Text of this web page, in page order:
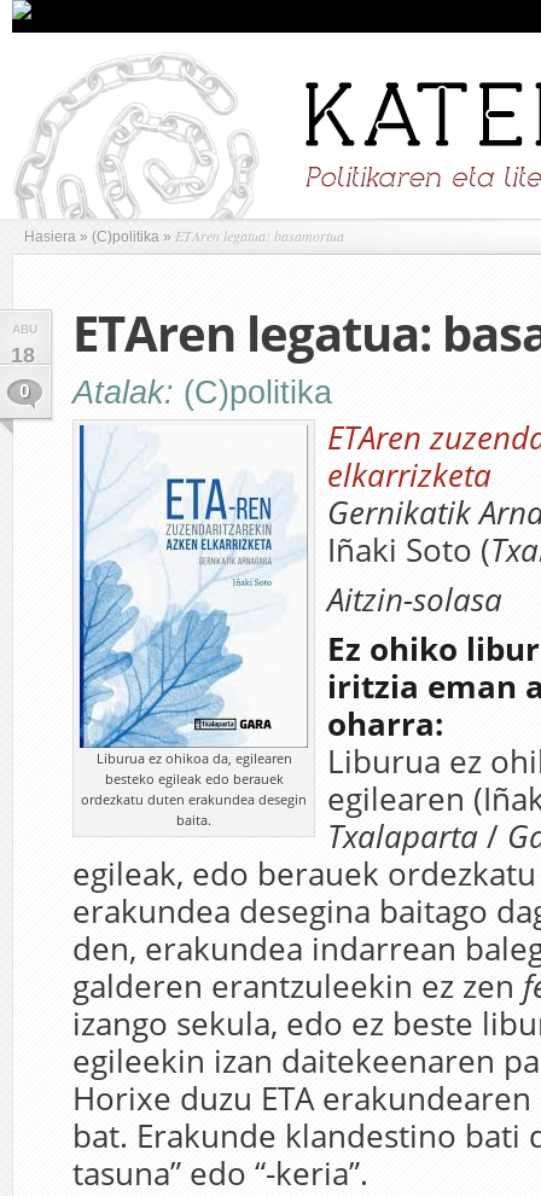
Hasiera » (C)politika » ETAren legatua: basamortua
ABU
18
0
ETAren legatua:
Atalak: (C)politika
Liburua ez ohikoa da, egilearen
besteko egileak edo berauek
ordezkatu duten erakundea desegin
baita.
ETAren
elkarrizketa
Gernikatik
Iñaki Soto (
Aitzin-solasa
Ez ohiko
iritzia eman
oharra:
Liburua ez
egilearen
Txalaparta /
egileak, edo berauek
erakundea desegina baitago
den, erakundea indarrean
galderen erantzuleekin ez zen
izango sekula, edo ez beste
egileekin izan daitekeenaren
Horixe duzu ETA
bat. Erakunde klandestino bati
tasuna” edo “-keria”.